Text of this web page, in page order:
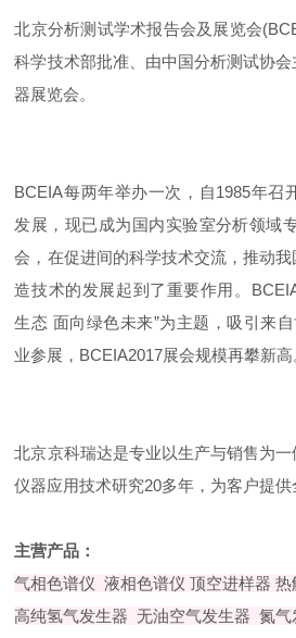
北京分析测试学术报告会及展览会
科学技术部批准、由中国分析测试协
器展览会。
BCEIA每两年举办一次，自1985年召
发展，现已成为国内实验室分析领域
会，在促进间的科学技术交流，推动
造技术的发展起到了重要作用。
生态 面向绿色未来”为主题，吸引来
业参展，BCEIA2017展会规模再攀新高
北京京科瑞达是专业以生产与销售为
仪器应用技术研究20多年，为客户提供
主营产品：
气相色谱仪 液相色谱仪 顶空进样器 热
高纯氢气发生器 无油空气发生器 氮气